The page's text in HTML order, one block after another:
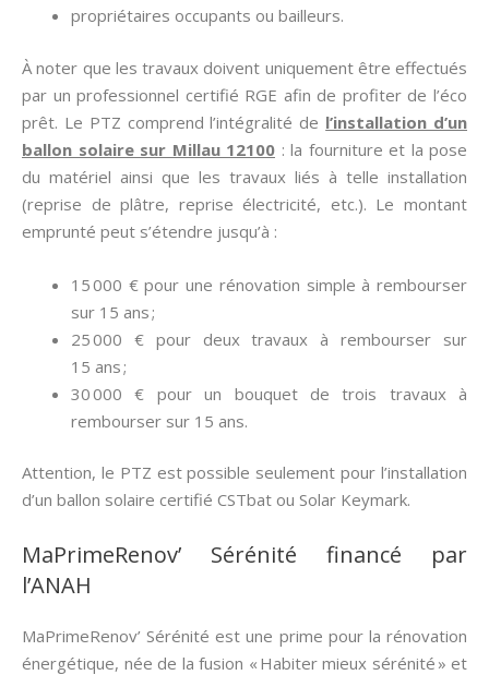
propriétaires occupants ou bailleurs.
À noter que les travaux doivent uniquement être effectués
par un professionnel certifié RGE afin de profiter de l’éco
prêt. Le PTZ comprend l’intégralité de l’installation d’un
ballon solaire sur Millau 12100 : la fourniture et la pose
du matériel ainsi que les travaux liés à telle installation
(reprise de plâtre, reprise électricité, etc.). Le montant
emprunté peut s’étendre jusqu’à :
15 000 € pour une rénovation simple à rembourser
sur 15 ans ;
25 000 € pour deux travaux à rembourser sur
15 ans ;
30 000 € pour un bouquet de trois travaux à
rembourser sur 15 ans.
Attention, le PTZ est possible seulement pour l’installation
d’un ballon solaire certifié CSTbat ou Solar Keymark.
MaPrimeRenov’ Sérénité financé par
l’ANAH
MaPrimeRenov’ Sérénité est une prime pour la rénovation
énergétique, née de la fusion « Habiter mieux sérénité » et